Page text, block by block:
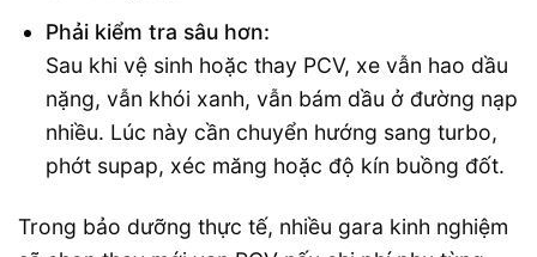
Phải kiểm tra sâu hơn:
Sau khi vệ sinh hoặc thay PCV, xe vẫn hao dầu
nặng, vẫn khói xanh, vẫn bám dầu ở đường nạp
nhiều. Lúc này cần chuyển hướng sang turbo,
phớt supap, xéc măng hoặc độ kín buồng đốt.
Trong bảo dưỡng thực tế, nhiều gara kinh nghiệm